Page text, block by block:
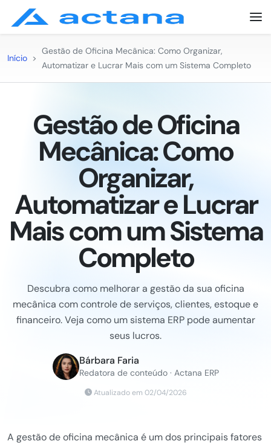
Início >
Gestão de Oficina Mecânica: Como Organizar,
Automatizar e Lucrar Mais com um Sistema Completo
Gestão de Oficina
Mecânica: Como
Organizar,
Automatizar e Lucrar
Mais com um Sistema
Completo
Descubra como melhorar a gestão da sua oficina
mecânica com controle de serviços, clientes, estoque e
financeiro. Veja como um sistema ERP pode aumentar
seus lucros.
Bárbara Faria
Redatora de conteúdo · Actana ERP
Atualizado em 02/04/2026
A gestão de oficina mecânica é um dos principais fatores